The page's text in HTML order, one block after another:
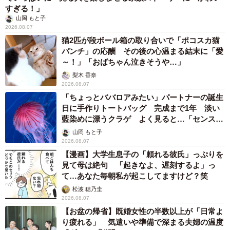
すぎる！」
山岡 もと子
2026.08.07
猫2匹が段ボール箱の取り合いで「ポコスカ猫
パンチ」の応酬 その後の心温まる結末に「愛
～！」「おばちゃん泣きそうや…」
梨木 香奈
2026.08.07
「ちょっとババロアみたい」パートナーの誕生
日に手作りトートバッグ 完成まで1年 淡い
藍染めに漂うクラゲ よく見ると…「センスす
ごい」山岡 もと子
2026.08.07
【漫画】大学生息子の「頼れる彼氏」っぷりを
見て母は絶句 「起きなよ、遅刻するよ」っ
て…あなた毎朝私が起こしてますけど？笑
松波 穂乃圭
2026.08.07
【お盆の帰省】既婚女性の半数以上が「日常よ
り疲れる」 気遣いや準備で深まる夫婦の温度